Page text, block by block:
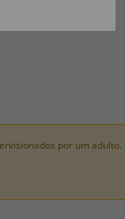
por um adulto.